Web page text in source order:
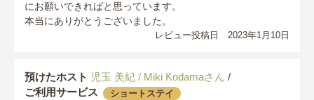
にお願いできればと思っています。
本当にありがとうございました。
レビュー投稿日 2023年1月10日
預けたホスト 児玉 美紀 / Miki Kodamaさん /
ご利用サービス
ショートステイ